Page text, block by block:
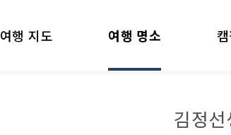
여행 지도 여행 명소
김정선